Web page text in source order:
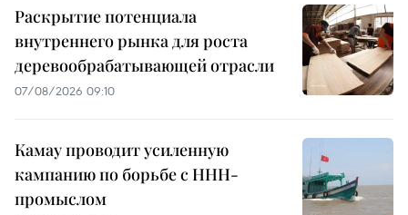
Раскрытие потенциала
внутреннего рынка для роста
деревообрабатывающей отрасли
07/08/2026 09:10
Камау проводит усиленную
кампанию по борьбе с ННН-
промыслом